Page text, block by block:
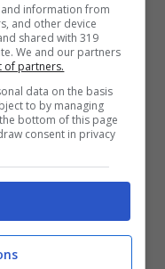
da Adobe Stock)
tenere gli
Infatti per
information from
and other device
shared with 319
We and our partners
of partners.
data on the basis
to by managing
bottom of this page
consent in privacy